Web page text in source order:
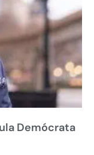
Demócrata